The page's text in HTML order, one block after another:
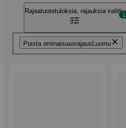
Poista ominaisuusrajausLuomu
Rajaatuotetuloksia, rajauksia valittu
1